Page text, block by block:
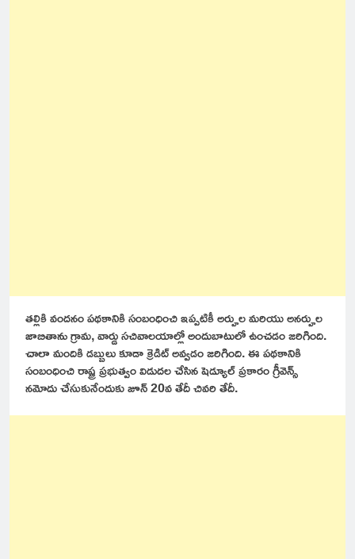
తల్లికి వందనం పథకానికి సంబంధించి ఇప్పటికీ అర్హుల మరియు అనర్హుల
జాబితాను గ్రామ, వార్డు సచివాలయాల్లో అందుబాటులో ఉంచడం జరిగింది.
చాలా మందికి డబ్బులు కూడా క్రెడిట్ అవ్వడం జరిగింది. ఈ పథకానికి
సంబంధించి రాష్ట్ర ప్రభుత్వం విడుదల చేసిన షెడ్యూల్ ప్రకారం గ్రీవెన్స్
నమోదు చేసుకునేందుకు జూన్ 20వ తేదీ చివరి తేదీ.